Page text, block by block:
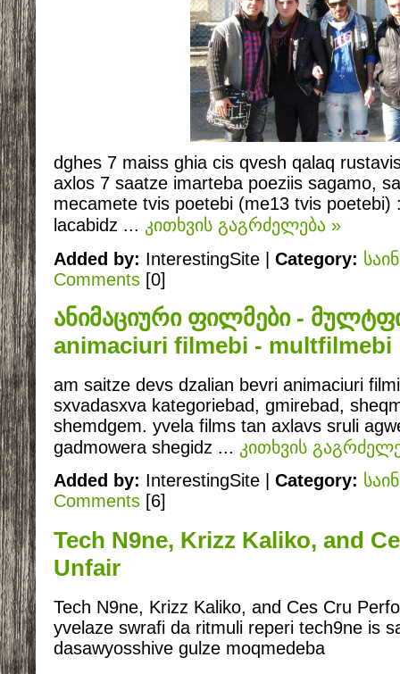
dghes 7 maiss ghia cis qvesh qalaq
axlos 7 saatze imarteba poeziis sagamo,
mecamete tvis poetebi (me13 tvis poetebi)
lacabidz ... კითხვის გაგრძელება »
Added by: InterestingSite | Category:
Comments [0]
ანიმაციური ფილმები -
animaciuri filmebi - multfilmebi
am saitze devs dzalian bevri animaciuri
sxvadasxva kategoriebad, gmirebad,
shemdgem. yvela films tan axlavs sruli
gadmowera shegidz ... კითხვის
Added by: InterestingSite | Category:
Comments [6]
Tech N9ne, Krizz Kaliko, and
Unfair
Tech N9ne, Krizz Kaliko, and Ces Cru
yvelaze swrafi da ritmuli reperi tech9ne is
dasawyosshive gulze moqmedeba